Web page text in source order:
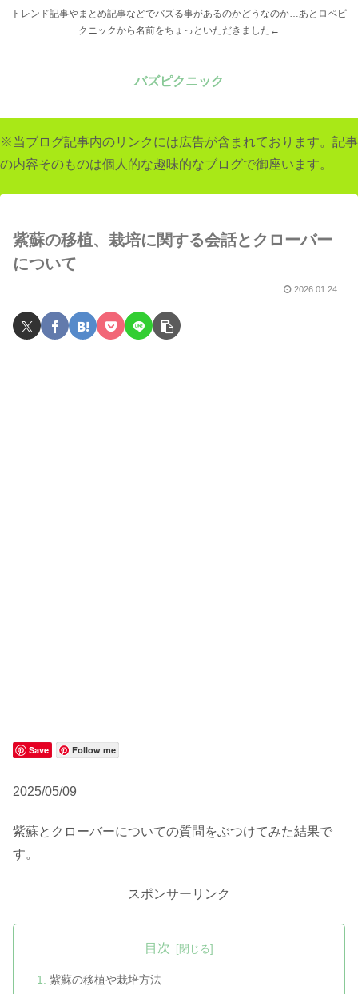
トレンド記事やまとめ記事などでバズる事があるのかどうなのか…あとロペピ
クニックから名前をちょっといただきました←
バズピクニック
※当ブログ記事内のリンクには広告が含まれております。記事
の内容そのものは個人的な趣味的なブログで御座います。
紫蘇の移植、栽培に関する会話とクローバー
について
2026.01.24
Save Follow me
2025/05/09
紫蘇とクローバーについての質問をぶつけてみた結果で
す。
スポンサーリンク
目次
紫蘇の移植や栽培方法